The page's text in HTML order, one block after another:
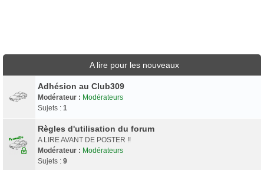
A lire pour les nouveaux
Adhésion au Club309
Modérateur : Modérateurs
Sujets : 1
Règles d'utilisation du forum
A LIRE AVANT DE POSTER !!
Modérateur : Modérateurs
Sujets : 9